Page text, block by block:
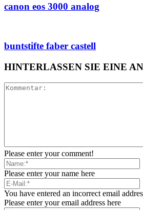
canon eos 3000 analog
buntstifte faber castell
HINTERLASSEN SIE EINE
Please enter your comment!
Please enter your name here
You have entered an incorrect email
Please enter your email address here